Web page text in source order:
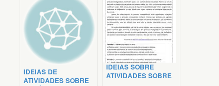
IDEIAS DE
ATIVIDADES SOBRE
IDEIAS SOBRE
ATIVIDADES SOBRE